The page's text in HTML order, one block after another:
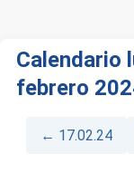
Calendario
febrero
← 17.02.24